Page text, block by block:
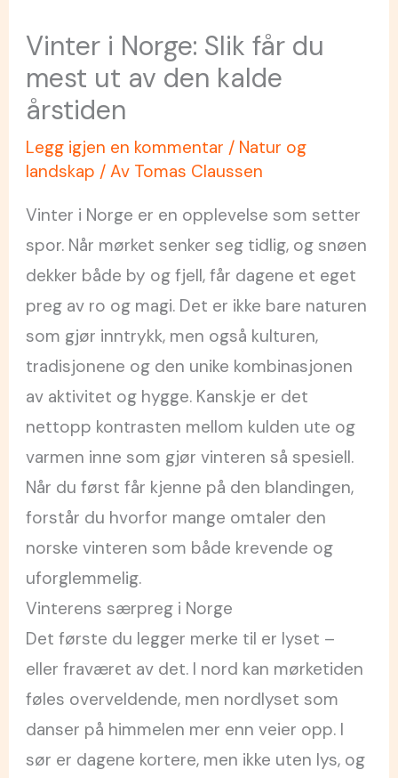
Vinter i Norge: Slik får du
mest ut av den kalde
årstiden
Legg igjen en kommentar / Natur og
landskap / Av Tomas Claussen
Vinter i Norge er en opplevelse som setter
spor. Når mørket senker seg tidlig, og snøen
dekker både by og fjell, får dagene et eget
preg av ro og magi. Det er ikke bare naturen
som gjør inntrykk, men også kulturen,
tradisjonene og den unike kombinasjonen
av aktivitet og hygge. Kanskje er det
nettopp kontrasten mellom kulden ute og
varmen inne som gjør vinteren så spesiell.
Når du først får kjenne på den blandingen,
forstår du hvorfor mange omtaler den
norske vinteren som både krevende og
uforglemmelig.
Vinterens særpreg i Norge
Det første du legger merke til er lyset –
eller fraværet av det. I nord kan mørketiden
føles overveldende, men nordlyset som
danser på himmelen mer enn veier opp. I
sør er dagene kortere, men ikke uten lys, og